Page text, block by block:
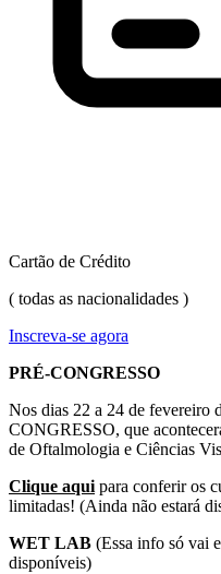
Cartão de Crédito
( todas as nacionalidades )
Inscreva-se agora
PRÉ-CONGRESSO
Nos dias 22 a 24 de fevereiro
CONGRESSO, que
de Oftalmologia e Ciências
Clique aqui para conferir os
limitadas! (Ainda não estará
WET LAB (Essa info só vai
disponíveis)